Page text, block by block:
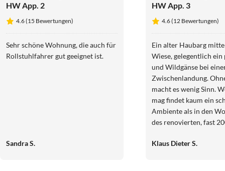
HW App. 2
4.6 (15 Bewertungen)
Sehr schöne Wohnung, die auch für
Rollstuhlfahrer gut geeignet ist.
Sandra S.
HW App. 3
4.6 (12 Bewertungen)
Ein alter Haubarg
Wiese, gelegentlich ein
und Wildgänse bei
Zwischenlandung.
macht es wenig Sinn. Wer das so
mag findet kaum ein
Ambiente als in den
des renovierten, fast
und freundlicher
Klaus Dieter S.